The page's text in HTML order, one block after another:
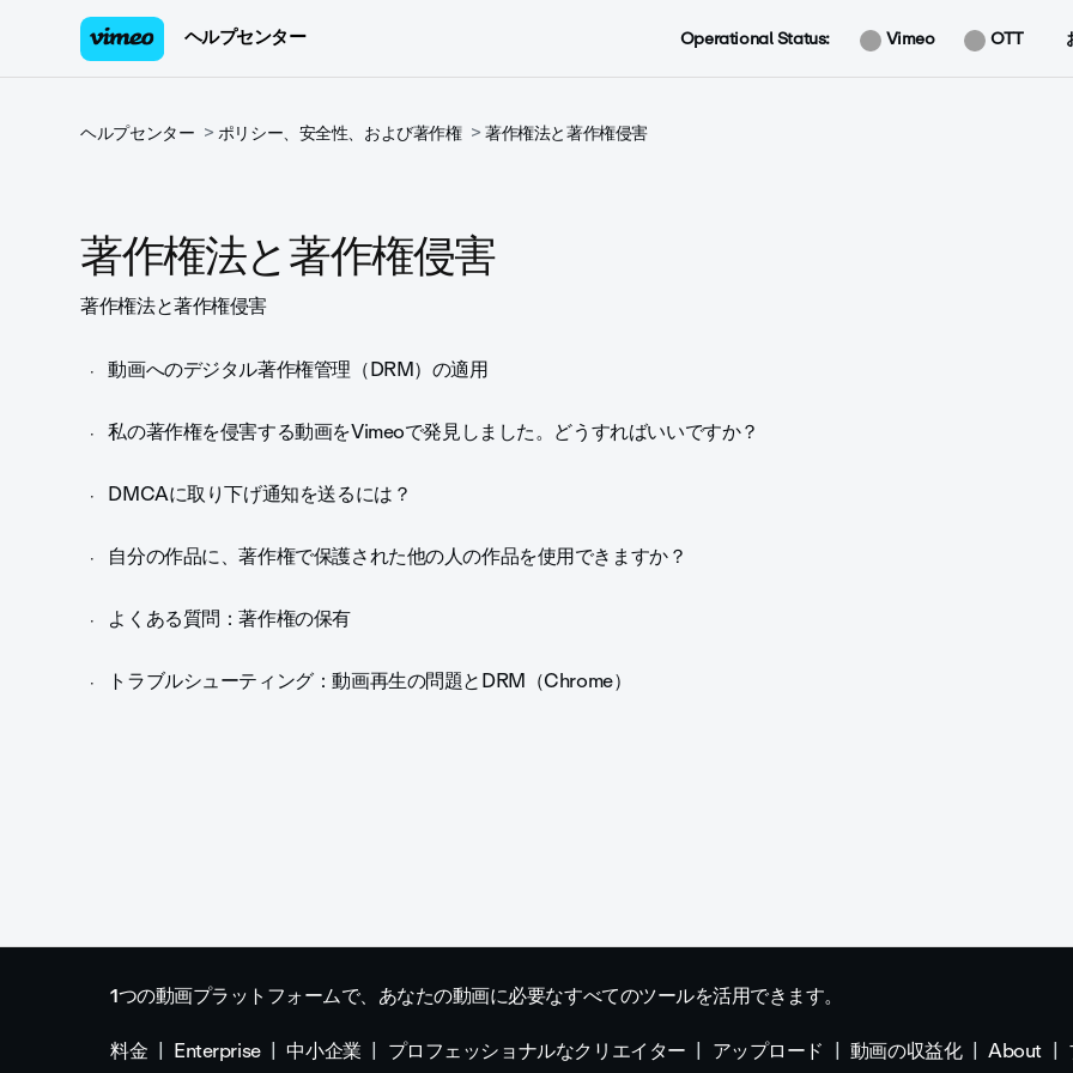
ヘルプセンター Operational Status: Vimeo OTT
ヘルプセンター ポリシー、安全性、および著作権 著作権法と著作権侵害
著作権法と著作権侵害
著作権法と著作権侵害
動画へのデジタル著作権管理（DRM）の適用
私の著作権を侵害する動画をVimeoで発見しました。どうすればいいですか？
DMCAに取り下げ通知を送るには？
自分の作品に、著作権で保護された他の人の作品を使用できますか？
よくある質問：著作権の保有
トラブルシューティング：動画再生の問題とDRM（Chrome）
1つの動画プラットフォームで、あなたの動画に必要なすべてのツールを活用できます。
料金
Enterprise 中小企業 プロフェッショナルなクリエイター アップロード 動画の収益化 About